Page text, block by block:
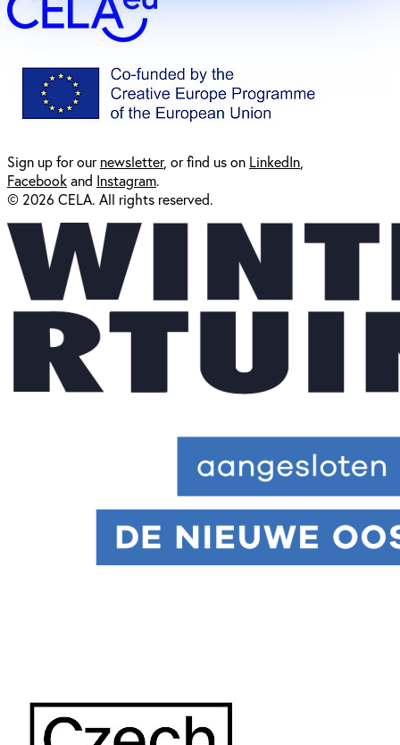
Sign up for ournewsletter, or find us on LinkedIn
Facebookand Instagram.
© 2026 CELA. All rights reserved.